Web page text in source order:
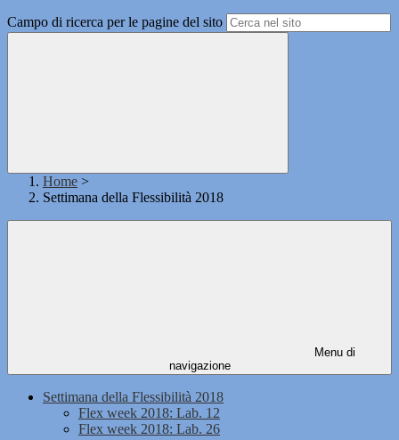
Campo di ricerca per le pagine del sito
Home >
Settimana della Flessibilità 2018
Menu di
navigazione
Settimana della Flessibilità 2018
Flex week 2018: Lab. 12
Flex week 2018: Lab. 26